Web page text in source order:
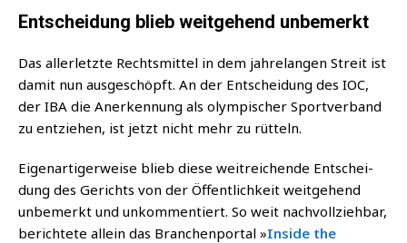
Entscheidung blieb weitgehend unbemerkt
Das aller­letz­te Rechts­mit­tel in dem jah­re­lan­gen Streit ist
damit nun aus­ge­schöpft. An der Ent­schei­dung des IOC,
der IBA die Aner­ken­nung als olym­pi­scher Sport­ver­band
zu ent­zie­hen, ist jetzt nicht mehr zu rütteln.
Eigen­ar­ti­ger­wei­se blieb die­se weit­rei­chen­de Ent­schei­
dung des Gerichts von der Öffent­lich­keit weit­ge­hend
unbe­merkt und unkom­men­tiert. So weit nach­voll­zieh­bar,
berich­te­te allein das Bran­chen­por­tal »Insi­de the